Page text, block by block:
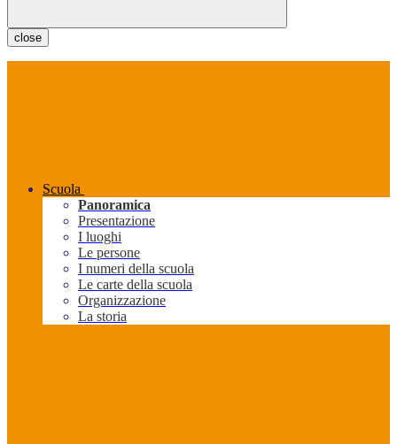
close
Scuola
Panoramica
Presentazione
I luoghi
Le persone
I numeri della scuola
Le carte della scuola
Organizzazione
La storia